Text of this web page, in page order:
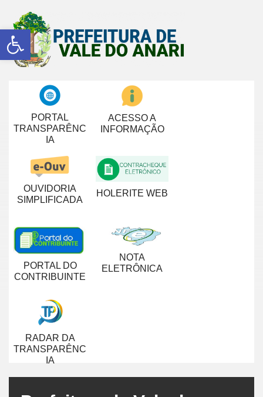
Abrir a barra de ferramentas
PORTAL
TRANSPARÊNC
IA
ACESSO A
INFORMAÇÃO
OUVIDORIA
SIMPLIFICADA
HOLERITE WEB
PORTAL DO
CONTRIBUINTE
NOTA
ELETRÔNICA
RADAR DA
TRANSPARÊNC
IA